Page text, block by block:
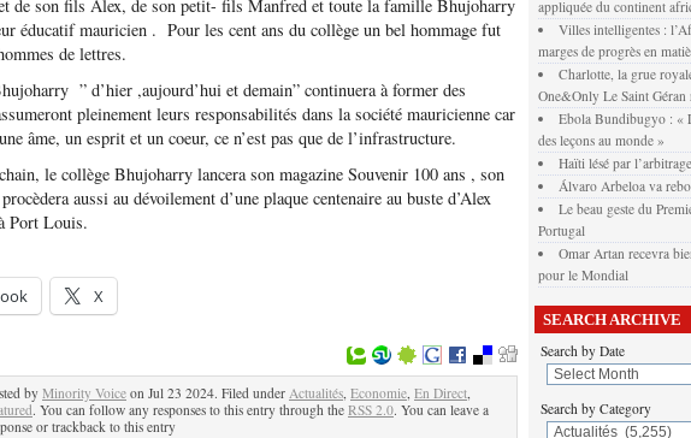
de son fils Alex, de son petit- fils Manfred et toute la famille Bhujoharry
éducatif mauricien . Pour les cent ans du collège un bel hommage fut
de lettres.
” d’hier ,aujourd’hui et demain” continuera à former des
pleinement leurs responsabilités dans la société mauricienne car
âme, un esprit et un coeur, ce n’est pas que de l’infrastructure.
le collège Bhujoharry lancera son magazine Souvenir 100 ans , son
aussi au dévoilement d’une plaque centenaire au buste d’Alex
Port Louis.
X
byMinority Voice on Jul 23 2024. Filed under Actualités, Economie, En Direct,
. You can follow any responses to this entry through the RSS 2.0. You can leave a
or trackback to this entry
appliquée du continent
Villes intelligentes :
marges de progrès en
Charlotte, la grue
One&Only Le Saint Géran
Ebola Bundibugyo : «
des leçons au monde »
Haïti lésé par
Álvaro Arbeloa va
Le beau geste du
Portugal
Omar Artan recevra
pour le Mondial
SEARCH ARCHIVE
Search by Date
Search by Category